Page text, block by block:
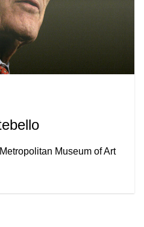
Museum of Art